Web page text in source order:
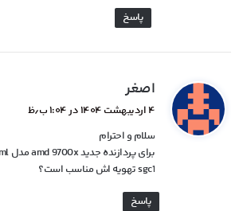
پاسخ
اصغر
:
۴ اردیبهشت ۱۴۰۴ در ۱:۰۴ ب٫ظ
سلام و احترام
sgc1 تهویه اش مناسب است؟
پاسخ